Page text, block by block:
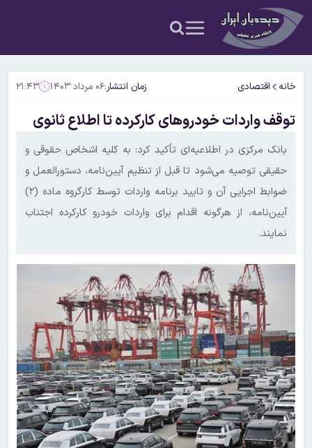
خانه اقتصادی زمان انتشار:۰۶ مرداد ۱۴۰۳ ۲۱:۴۳
توقف واردات خودروهای کارکرده تا اطلاع ثانوی
بانک مرکزی در اطلاعیه‌ای تأکید کرد: به کلیه اشخاص حقوقی و
حقیقی توصیه می‌شود تا قبل از تنظیم آیین‌نامه، دستورالعمل و
ضوابط اجرایی آن و تایید برنامه واردات توسط کارگروه ماده (۲)
آیین‌نامه، از هرگونه اقدام برای واردات خودرو کارکرده اجتناب
نمایند.